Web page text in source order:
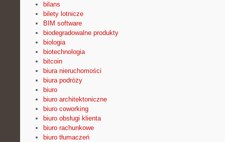
bilans
bilety lotnicze
BIM software
biodegradowalne produkty
biologia
biotechnologia
bitcoin
biura nieruchomości
biura podróży
biuro
biuro architektoniczne
biuro coworking
biuro obsługi klienta
biuro rachunkowe
biuro tłumaczeń